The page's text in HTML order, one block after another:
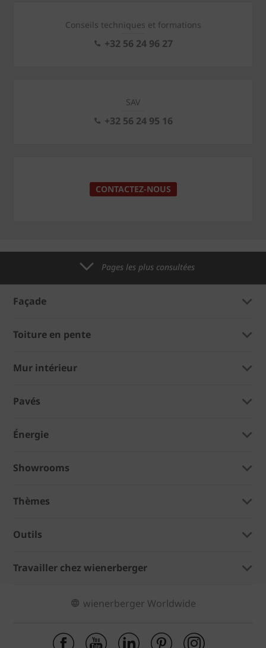
Conseils techniques et formations
+32 56 24 96 27
SAV
+32 56 24 95 16
CONTACTEZ-NOUS
Pages les plus consultées
Façade
Toiture en pente
Mur intérieur
Pavés
Énergie
Showrooms
Thèmes
Outils
Travailler chez wienerberger
wienerberger Worldwide